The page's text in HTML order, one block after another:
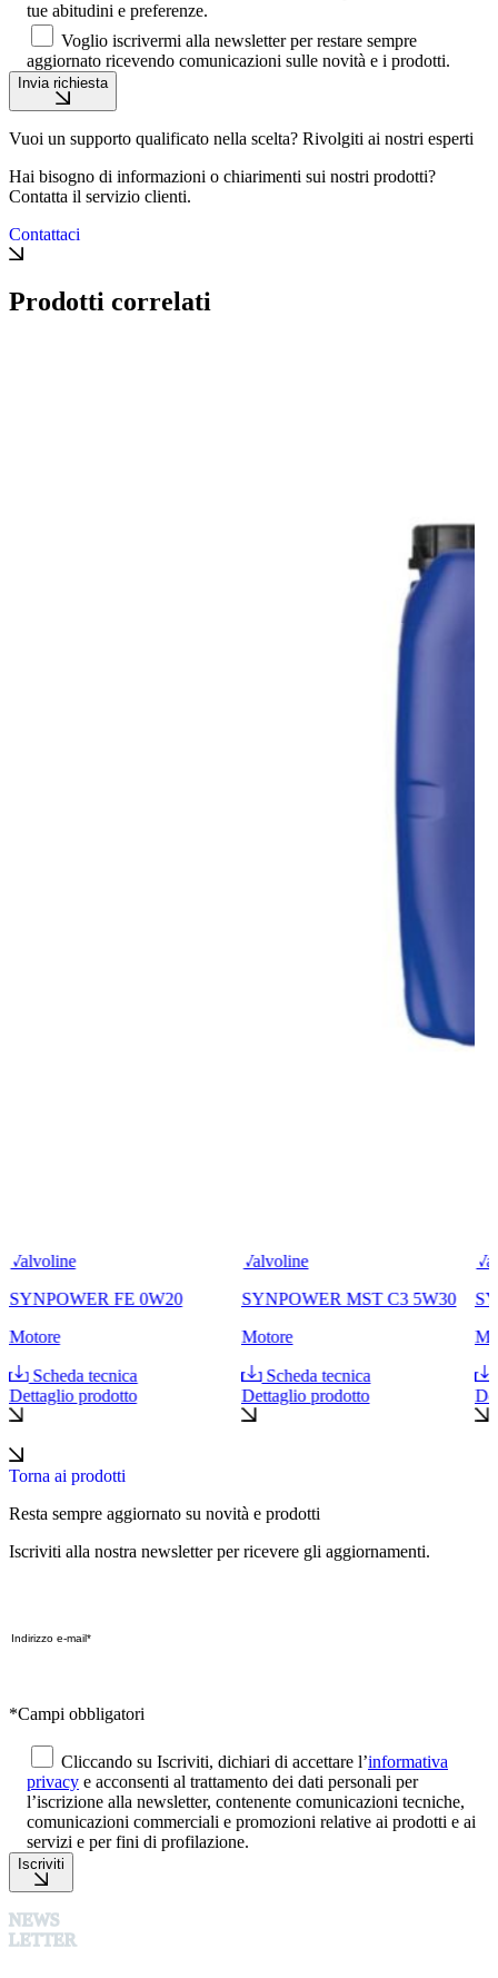
tue abitudini e preferenze.
Voglio iscrivermi alla newsletter per restare sempre
aggiornato ricevendo comunicazioni sulle novità e i prodotti.
Invia richiesta
Vuoi un supporto qualificato nella scelta? Rivolgiti ai nostri esperti
Hai bisogno di informazioni o chiarimenti sui nostri prodotti?
Contatta il servizio clienti.
Contattaci
Prodotti correlati
Valvoline
SYNPOWER FE 0W20
Motore
Scheda tecnica
Dettaglio prodotto
Valvoline
SYNPOWER MST C3 5W30
Motore
Scheda tecnica
Dettaglio prodotto
Torna ai prodotti
Resta sempre aggiornato su novità e prodotti
Iscriviti alla nostra newsletter per ricevere gli aggiornamenti.
*Campi obbligatori
Cliccando su Iscriviti, dichiari di accettare l’informativa
privacy e acconsenti al trattamento dei dati personali per
l’iscrizione alla newsletter, contenente comunicazioni tecniche,
comunicazioni commerciali e promozioni relative ai prodotti e ai
servizi e per fini di profilazione.
Iscriviti
NEWS
LETTER